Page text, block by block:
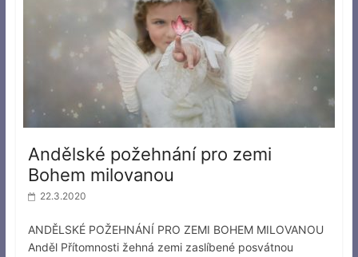
Andělské požehnání pro zemi
Bohem milovanou
22.3.2020
ANDĚLSKÉ POŽEHNÁNÍ PRO ZEMI BOHEM MILOVANOU
Anděl Přítomnosti žehná zemi zaslíbené posvátnou